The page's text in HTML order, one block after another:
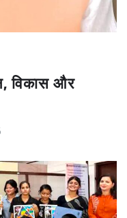
विकास और